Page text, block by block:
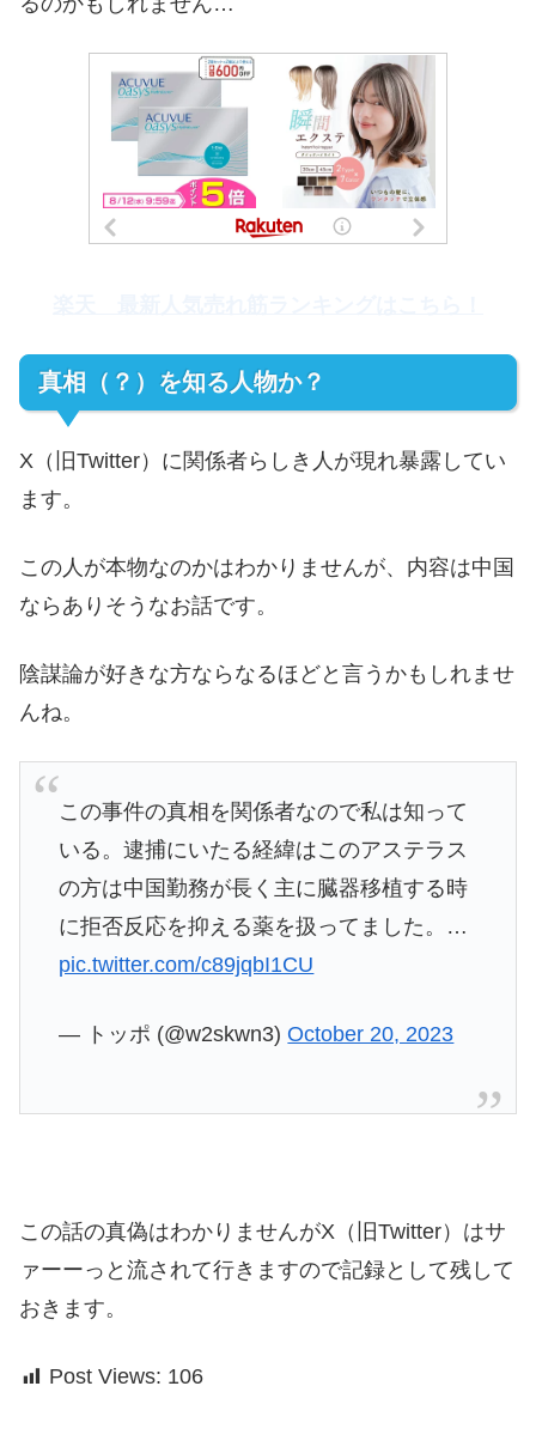
真相（？）を知る人物か？
X（旧Twitter）に関係者らしき人が現れ暴露してい
ます。
この人が本物なのかはわかりませんが、内容は中国
ならありそうなお話です。
陰謀論が好きな方ならなるほどと言うかもしれませ
んね。
この事件の真相を関係者なので私は知って
いる。逮捕にいたる経緯はこのアステラス
の方は中国勤務が長く主に臓器移植する時
に拒否反応を抑える薬を扱ってました。…
pic.twitter.com/c89jqbI1CU
— トッポ (@w2skwn3)October 20, 2023
この話の真偽はわかりませんがX（旧Twitter）はサ
ァーーっと流されて行きますので記録として残して
おきます。
Post Views: 106